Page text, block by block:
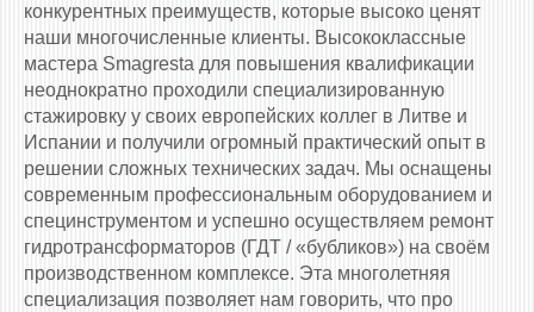
конкурентных преимуществ, которые высоко ценят
наши многочисленные клиенты. Высококлассные
мастера Smagresta для повышения квалификации
неоднократно проходили специализированную
стажировку у своих европейских коллег в Литве и
Испании и получили огромный практический опыт в
решении сложных технических задач. Мы оснащены
современным профессиональным оборудованием и
специнструментом и успешно осуществляем ремонт
гидротрансформаторов (ГДТ / «бубликов») на своём
производственном комплексе. Эта многолетняя
специализация позволяет нам говорить, что про